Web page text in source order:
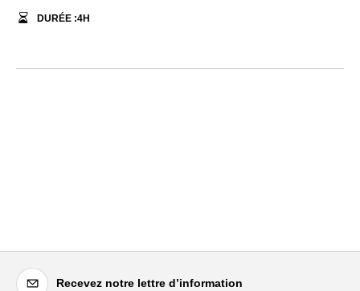
DURÉE :4H
Recevez notre lettre d’information